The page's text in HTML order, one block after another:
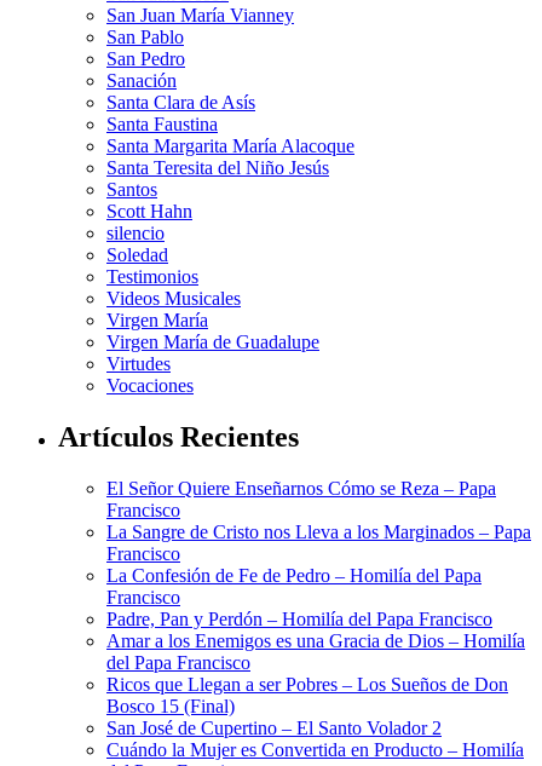
San Juan María Vianney
San Pablo
San Pedro
Sanación
Santa Clara de Asís
Santa Faustina
Santa Margarita María Alacoque
Santa Teresita del Niño Jesús
Santos
Scott Hahn
silencio
Soledad
Testimonios
Videos Musicales
Virgen María
Virgen María de Guadalupe
Virtudes
Vocaciones
Artículos Recientes
El Señor Quiere Enseñarnos Cómo se Reza – Papa
Francisco
La Sangre de Cristo nos Lleva a los Marginados – Papa
Francisco
La Confesión de Fe de Pedro – Homilía del Papa
Francisco
Padre, Pan y Perdón – Homilía del Papa Francisco
Amar a los Enemigos es una Gracia de Dios – Homilía
del Papa Francisco
Ricos que Llegan a ser Pobres – Los Sueños de Don
Bosco 15 (Final)
San José de Cupertino – El Santo Volador 2
Cuándo la Mujer es Convertida en Producto – Homilía